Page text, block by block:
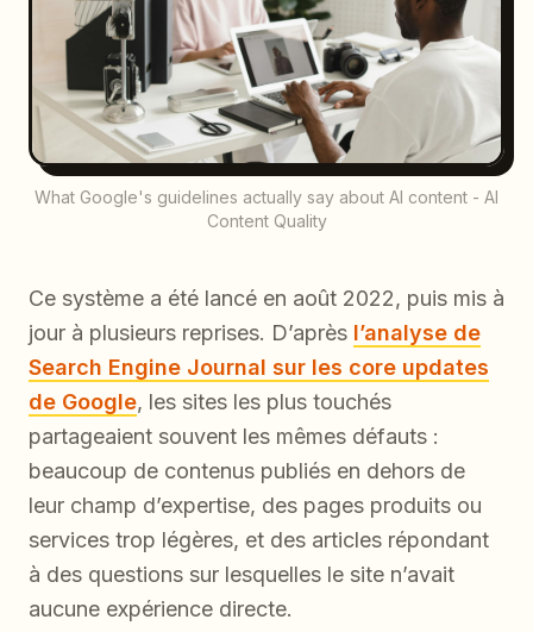
What Google's guidelines actually say about AI content - AI
Content Quality
Ce système a été lancé en août 2022, puis mis à
jour à plusieurs reprises. D’après l’analyse de
Search Engine Journal sur les core updates
de Google, les sites les plus touchés
partageaient souvent les mêmes défauts :
beaucoup de contenus publiés en dehors de
leur champ d’expertise, des pages produits ou
services trop légères, et des articles répondant
à des questions sur lesquelles le site n’avait
aucune expérience directe.